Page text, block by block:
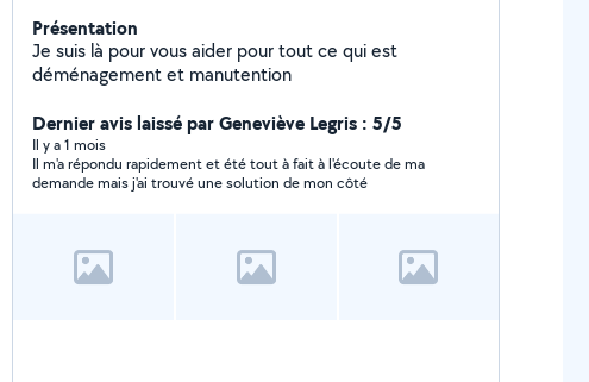
Présentation
Je suis là pour vous aider pour tout ce qui est
déménagement et manutention
Dernier avis laissé par Geneviève Legris : 5/5
Il y a 1 mois
Il m'a répondu rapidement et été tout à fait à l'écoute de ma
demande mais j'ai trouvé une solution de mon côté